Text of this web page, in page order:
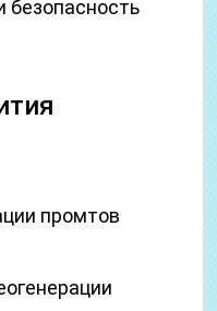
безопасность
промтов